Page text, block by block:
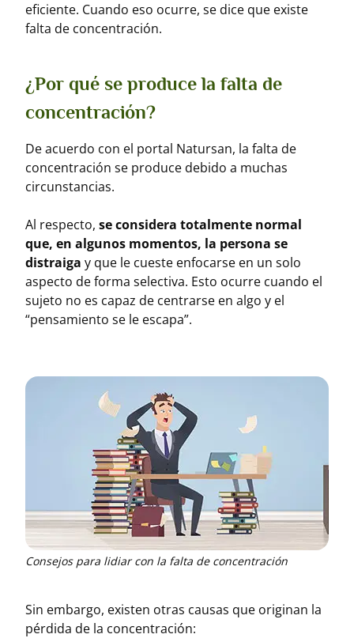
eficiente. Cuando eso ocurre, se dice que existe
falta de concentración.
¿Por qué se produce la falta de
concentración?
De acuerdo con el portal Natursan, la falta de
concentración se produce debido a muchas
circunstancias.
Al respecto, se considera totalmente normal
que, en algunos momentos, la persona se
distraiga y que le cueste enfocarse en un solo
aspecto de forma selectiva. Esto ocurre cuando el
sujeto no es capaz de centrarse en algo y el
“pensamiento se le escapa”.
Consejos para lidiar con la falta de concentración
Sin embargo, existen otras causas que originan la
pérdida de la concentración: